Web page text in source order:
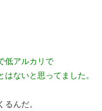
低アルカリで
ないと思ってました。
んだ。